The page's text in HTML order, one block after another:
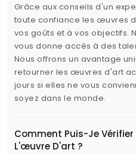
Grâce aux conseils d'un
toute confiance les œuvres
vos goûts et à vos objectifs.
vous donne accès à des
Nous offrons un avantage
retourner les œuvres d'art
jours si elles ne vous
soyez dans le monde.
Comment Puis-Je
L'œuvre D'art ?